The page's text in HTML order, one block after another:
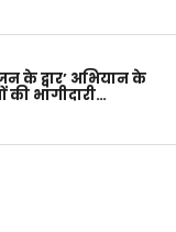
के द्वार’ अभियान के
भागीदारी…